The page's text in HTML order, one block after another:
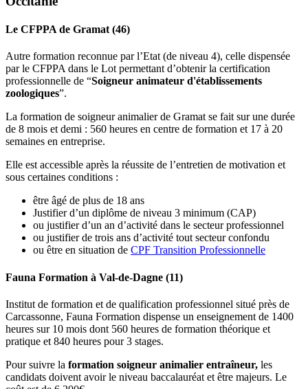
Le CFPPA de Gramat (46)
Autre formation reconnue par l’Etat (de niveau 4), celle dispensée
par le CFPPA dans le Lot permettant d’obtenir la certification
professionnelle de “Soigneur animateur d'établissements
zoologiques”.
La formation de soigneur animalier de Gramat se fait sur une durée
de 8 mois et demi : 560 heures en centre de formation et 17 à 20
semaines en entreprise.
Elle est accessible après la réussite de l’entretien de motivation et
sous certaines conditions :
être âgé de plus de 18 ans
Justifier d’un diplôme de niveau 3 minimum (CAP)
ou justifier d’un an d’activité dans le secteur professionnel
ou justifier de trois ans d’activité tout secteur confondu
ou être en situation de CPF Transition Professionnelle
Fauna Formation à Val-de-Dagne (11)
Institut de formation et de qualification professionnel situé près de
Carcassonne, Fauna Formation dispense un enseignement de 1400
heures sur 10 mois dont 560 heures de formation théorique et
pratique et 840 heures pour 3 stages.
Pour suivre la formation soigneur animalier entraîneur, les
candidats doivent avoir le niveau baccalauréat et être majeurs. Le